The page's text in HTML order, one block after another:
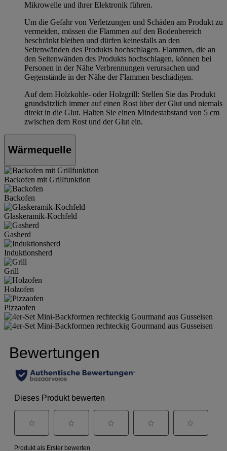
Mikrowelle und ihrer Elektronik führen.
Um die Gefahr von Verletzungen und Schäden am Produkt zu
vermeiden, müssen die Flammen auf den Bodenbereich
beschränkt bleiben und dürfen keinesfalls an den
Seitenwänden des Produkts hochschlagen. Flammen, die an
den Seitenwänden des Produkts hochschlagen, können bei
Personen in der Nähe Verbrennungen verursachen und
Gegenstände in der Nähe der Flammen beschädigen.
Auf dem Holzkohle- oder Holzgrill: Stellen Sie das Produkt
grundsätzlich immer auf einen Rost über der Glut und niemals
direkt in die Glut. Halten Sie einen Mindestabstand von 5 cm
zwischen dem Rost und der Glut ein.
Wärmequelle
Backofen mit Grillfunktion
Backofen
Glaskeramik-Kochfeld
Gasherd
Induktionsherd
Grill
Holzofen
Pizzaofen